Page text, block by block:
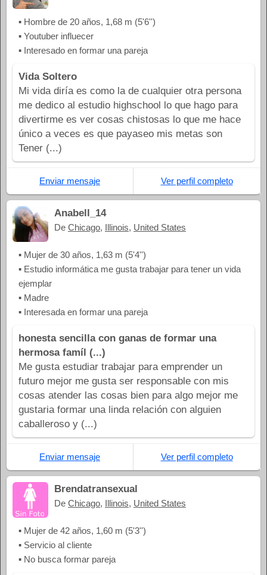
▪ Hombre de 20 años, 1,68 m (5'6'')
▪ Youtuber influecer
▪ Interesado en formar una pareja
Vida Soltero
Mi vida diría es como la de cualquier otra persona
me dedico al estudio highschool lo que hago para
divertirme es ver cosas chistosas lo que me hace
único a veces es que payaseo mis metas son
Tener (...)
Enviar mensaje Ver perfil completo
Anabell_14
De Chicago, Illinois, United States
▪ Mujer de 30 años, 1,63 m (5'4'')
▪ Estudio informática me gusta trabajar para tener un vida
ejemplar
▪ Madre
▪ Interesada en formar una pareja
honesta sencilla con ganas de formar una
hermosa famíl (...)
Me gusta estudiar trabajar para emprender un
futuro mejor me gusta ser responsable con mis
cosas atender las cosas bien para algo mejor me
gustaria formar una linda relación con alguien
caballeroso y (...)
Enviar mensaje Ver perfil completo
Brendatransexual
De Chicago, Illinois, United States
▪ Mujer de 42 años, 1,60 m (5'3'')
▪ Servicio al cliente
▪ No busca formar pareja